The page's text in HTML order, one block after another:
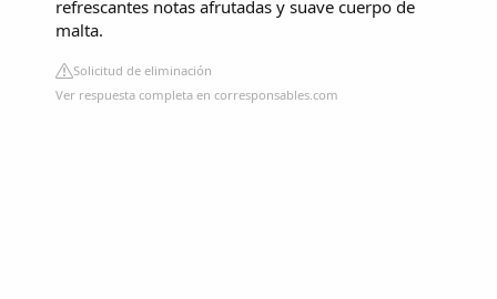
refrescantes notas afrutadas y suave cuerpo de
malta.
Solicitud de eliminación
Ver respuesta completa en corresponsables.com